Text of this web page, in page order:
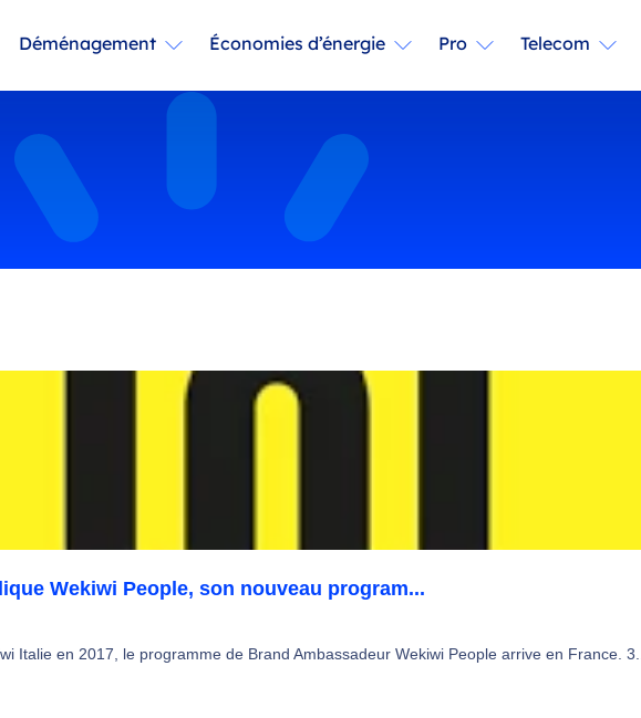
Déménagement Économies d’énergie Pro Telecom
Wekiwi People, son nouveau program...
Italie en 2017, le programme de Brand Ambassadeur Wekiwi People arrive en France. 3...